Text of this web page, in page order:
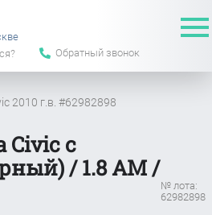
Обратный звонок
2010 г.в. #62982898
Civic с
/ 1.8 АМ /
№ лота:
62982898